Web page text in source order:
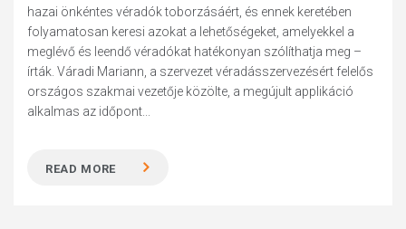
hazai önkéntes véradók toborzásáért, és ennek keretében
folyamatosan keresi azokat a lehetőségeket, amelyekkel a
meglévő és leendő véradókat hatékonyan szólíthatja meg –
írták. Váradi Mariann, a szervezet véradásszervezésért felelős
országos szakmai vezetője közölte, a megújult applikáció
alkalmas az időpont...
READ MORE